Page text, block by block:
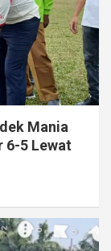
Mania
6-5 Lewat